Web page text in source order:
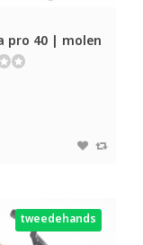
pro 40 | molen
tweedehands